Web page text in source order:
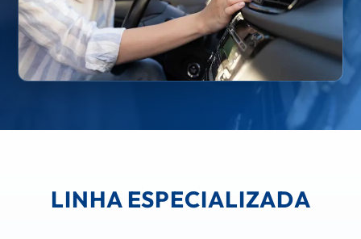
LINHA ESPECIALIZADA